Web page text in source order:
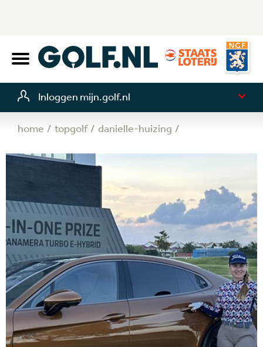
Inloggen mijn.golf.nl
home topgolf danielle-huizing